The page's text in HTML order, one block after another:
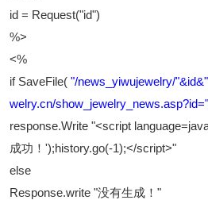
id = Request("id")
%>
<%
if SaveFile("/news_yiwujewelry/
welry.cn/
response.Write "<script
成功！');history.go(-1);</script>"
else
Response.write "没有生成！"